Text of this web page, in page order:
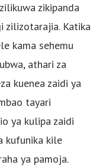
zikipanda
zilizotarajia. Katika
kama sehemu
athari za
kuenea zaidi ya
tayari
ya kulipa zaidi
kufunika kile
ya pamoja.